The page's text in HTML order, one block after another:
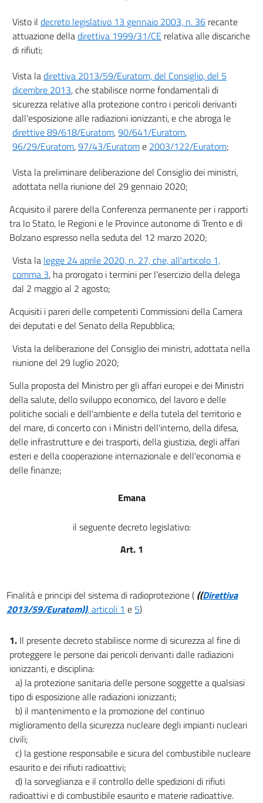
48
49
51
52
53
54
55
56
57
58
59
60
61
Titolo VIII
PARTICOLARI DISPOSIZIONI PER LE SORGENTI SIGILLATE AD ALTA ATTIVITÀ E
Capo I
Controllo delle sorgenti sigillate ad alta attività
63
65
66
67
68
69
Controllo delle sorgenti orfane
75
76
77
78
79
80
82
83
84
Visto il decreto legislativo 13 gennaio 2003, n. 36 recante
attuazione delladirettiva 1999/31/CE relativa alle discariche
di rifiuti;
Vista ladirettiva 2013/59/Euratom, del Consiglio, del 5
dicembre 2013, che stabilisce norme fondamentali di
sicurezza relative alla protezione contro i pericoli derivanti
dall'esposizione alle radiazioni ionizzanti, e che abroga le
direttive 89/618/Euratom,90/641/Euratom,
96/29/Euratom,97/43/Euratome 2003/122/Euratom;
Vista la preliminare deliberazione del Consiglio dei ministri,
adottata nella riunione del 29 gennaio 2020;
Acquisito il parere della Conferenza permanente per i rapporti
tra lo Stato, le Regioni e le Province autonome di Trento e di
Bolzano espresso nella seduta del 12 marzo 2020;
Vista la legge 24 aprile 2020, n. 27, che, all'articolo 1,
comma 3, ha prorogato i termini per l'esercizio della delega
dal 2 maggio al 2 agosto;
Acquisiti i pareri delle competenti Commissioni della Camera
dei deputati e del Senato della Repubblica;
Vista la deliberazione del Consiglio dei ministri, adottata nella
riunione del 29 luglio 2020;
Sulla proposta del Ministro per gli affari europei e dei Ministri
della salute, dello sviluppo economico, del lavoro e delle
politiche sociali e dell'ambiente e della tutela del territorio e
del mare, di concerto con i Ministri dell'interno, della difesa,
delle infrastrutture e dei trasporti, della giustizia, degli affari
esteri e della cooperazione internazionale e dell'economia e
delle finanze;
Emana
il seguente decreto legislativo:
Art. 1
Finalità e principi del sistema di radioprotezione ( ((Direttiva
2013/59/Euratom)), articoli 1 e 5)
1. Il presente decreto stabilisce norme di sicurezza al fine di
proteggere le persone dai pericoli derivanti dalle radiazioni
ionizzanti, e disciplina:
a) la protezione sanitaria delle persone soggette a qualsiasi
tipo di esposizione alle radiazioni ionizzanti;
b) il mantenimento e la promozione del continuo
miglioramento della sicurezza nucleare degli impianti nucleari
civili;
c) la gestione responsabile e sicura del combustibile nucleare
esaurito e dei rifiuti radioattivi;
d) la sorveglianza e il controllo delle spedizioni di rifiuti
radioattivi e di combustibile esaurito e materie radioattive.